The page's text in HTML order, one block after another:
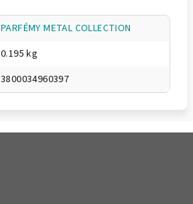
PARFÉMY METAL COLLECTION
0.195 kg
3800034960397